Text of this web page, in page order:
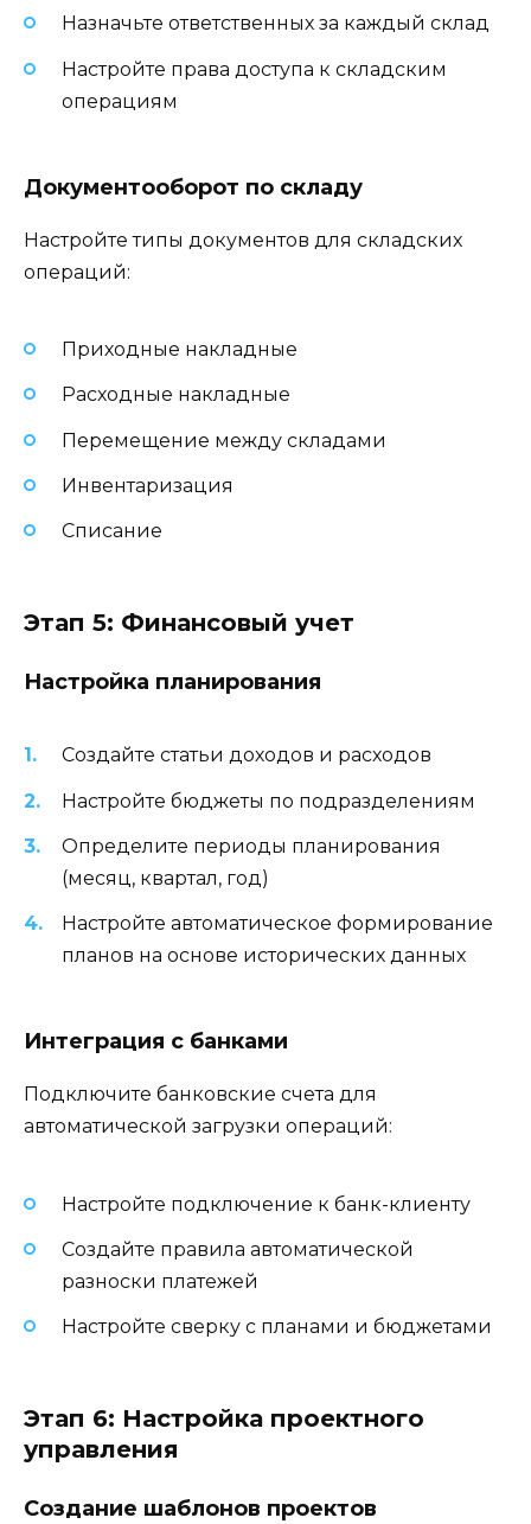
Назначьте ответственных за каждый склад
Настройте права доступа к складским
операциям
Документооборот по складу
Настройте типы документов для складских
операций:
Приходные накладные
Расходные накладные
Перемещение между складами
Инвентаризация
Списание
Этап 5: Финансовый учет
Настройка планирования
Создайте статьи доходов и расходов
Настройте бюджеты по подразделениям
Определите периоды планирования
(месяц, квартал, год)
Настройте автоматическое формирование
планов на основе исторических данных
Интеграция с банками
Подключите банковские счета для
автоматической загрузки операций:
Настройте подключение к банк-клиенту
Создайте правила автоматической
разноски платежей
Настройте сверку с планами и бюджетами
Этап 6: Настройка проектного
управления
Создание шаблонов проектов